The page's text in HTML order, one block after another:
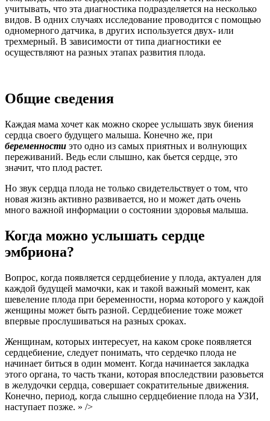
учитывать, что эта диагностика подразделяется на несколько
видов. В одних случаях исследование проводится с помощью
одномерного датчика, в других используется двух- или
трехмерный. В зависимости от типа диагностики ее
осуществляют на разных этапах развития плода.
Общие сведения
Каждая мама хочет как можно скорее услышать звук биения
сердца своего будущего малыша. Конечно же, при
беременности это одно из самых приятных и волнующих
переживаний. Ведь если слышно, как бьется сердце, это
значит, что плод растет.
Но звук сердца плода не только свидетельствует о том, что
новая жизнь активно развивается, но и может дать очень
много важной информации о состоянии здоровья малыша.
Когда можно услышать сердце
эмбриона?
Вопрос, когда появляется сердцебиение у плода, актуален для
каждой будущей мамочки, как и такой важный момент, как
шевеление плода при беременности, норма которого у каждой
женщины может быть разной. Сердцебиение тоже может
впервые прослушиваться на разных сроках.
Женщинам, которых интересует, на каком сроке появляется
сердцебиение, следует понимать, что сердечко плода не
начинает биться в один момент. Когда начинается закладка
этого органа, то часть ткани, которая впоследствии разовьется
в желудочки сердца, совершает сократительные движения.
Конечно, период, когда слышно сердцебиение плода на УЗИ,
наступает позже. » />